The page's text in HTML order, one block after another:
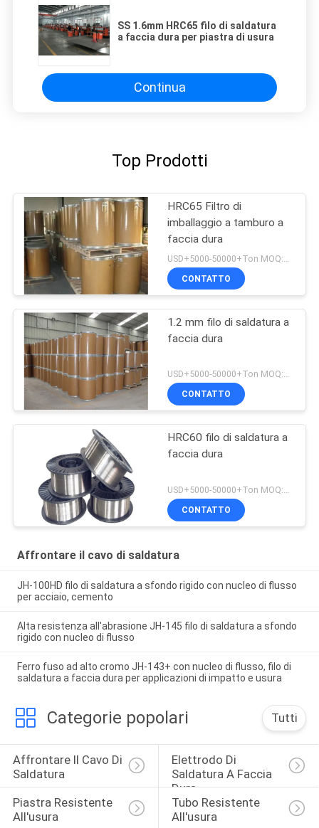
SS 1.6mm HRC65 filo di saldatura
a faccia dura per piastra di usura
Continua
Top Prodotti
HRC65 Filtro di
imballaggio a tamburo a
faccia dura
CONTATTO
1.2 mm filo di saldatura a
faccia dura
USD+5000-50000+Ton MOQ:1 tonnellata
CONTATTO
HRC60 filo di saldatura a
faccia dura
USD+5000-50000+Ton MOQ:1 tonnellata
CONTATTO
Affrontare il cavo di saldatura
JH-100HD filo di saldatura a sfondo rigido con nucleo di flusso
per acciaio, cemento
Alta resistenza all'abrasione JH-145 filo di saldatura a sfondo
rigido con nucleo di flusso
Ferro fuso ad alto cromo JH-143+ con nucleo di flusso, filo di
saldatura a faccia dura per applicazioni di impatto e usura
Categorie popolari Tutti
Affrontare Il Cavo Di
Saldatura
Elettrodo Di
Saldatura A Faccia
Dura
Piastra Resistente
All'usura
Tubo Resistente
All'usura